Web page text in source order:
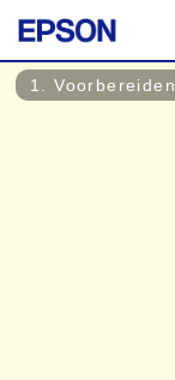
1 . Voorbereiden